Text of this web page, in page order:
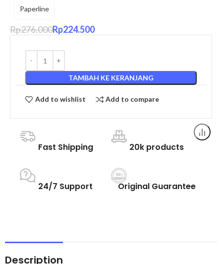
Paperline
Rp276.000Rp224.500
TAMBAH KE KERANJANG
Add to wishlist Add to compare
Fast Shipping 20k products
24/7 Support Original Guarantee
Description